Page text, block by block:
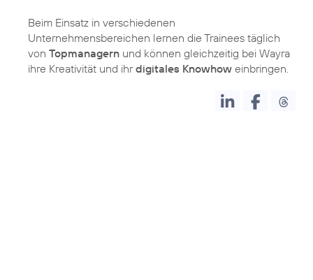
Beim Einsatz in verschiedenen
Unternehmensbereichen lernen die Trainees täglich
von Topmanagern und können gleichzeitig bei Wayra
ihre Kreativität und ihrdigitales Knowhow einbringen.